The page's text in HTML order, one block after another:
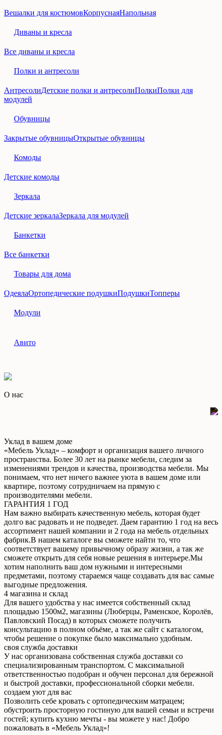
Вешалки для костюмовКорпуснаяНапольная
Диваны и кресла
Все диваны и кресла
Полки и антресоли
АнтресолиДетские полки и антресолиПолкиПолки для
модулей
Обувницы
Закрытые обувницыОткрытые обувницы
Комоды
Детские комоды
Зеркала
Детские зеркалаЗеркала для модулей
Банкетки
Все банкетки
Товары для дома
ОдеялаОртопедические подушкиПодушкиТопперы
Модули
Авито
О нас
Уклад в вашем доме
«Мебель Уклад» – комфорт и организация вашего личного
пространства. Более 30 лет на рынке мебели, следим за
изменениями трендов и качества, производства мебели. Мы
понимаем, что нет ничего важнее уюта в вашем доме или
квартире, поэтому сотрудничаем на прямую с
производителями мебели.
ГАРАНТИЯ 1 ГОД
Нам важно выбирать качественную мебель, которая будет
долго вас радовать и не подведет. Даем гарантию 1 год на весь
ассортимент нашей компании и 2 года на мебель отдельных
фабрик.В нашем каталоге вы сможете найти то, что
соответствует вашему привычному образу жизни, а так же
сможете открыть для себя новые решения в интерьере.Мы
хотим наполнить ваш дом нужными и интересными
предметами, поэтому стараемся чаще создавать для вас самые
выгодные предложения.
4 магазина и склад
Для вашего удобства у нас имеется собственный склад
площадью 1500м2, магазины (Люберцы, Раменское, Королёв,
Павловский Посад) в которых сможете получить
консультацию в полном объёме, а так же сайт с каталогом,
чтобы решение о покупке было максимально удобным.
своя служба доставки
У нас организована собственная служба доставки со
специализированным транспортом. С максимальной
ответственностью подобран и обучен персонал для бережной
и быстрой доставки, профессиональной сборки мебели.
создаем уют для вас
Позволить себе кровать с ортопедическим матрацем;
обустроить просторную гостиную для вашей семьи и встречи
гостей; купить кухню мечты - вы можете у нас! Добро
пожаловать в «Мебель Уклад»!